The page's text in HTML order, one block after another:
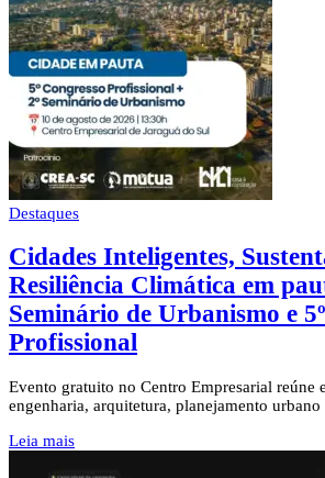
Destaques
Cidades Inteligentes,
Resiliência Climática em
Seminário de Urbanismo e
Profissional
Evento gratuito no Centro Empresarial reúne
engenharia, arquitetura, planejamento
Leia mais